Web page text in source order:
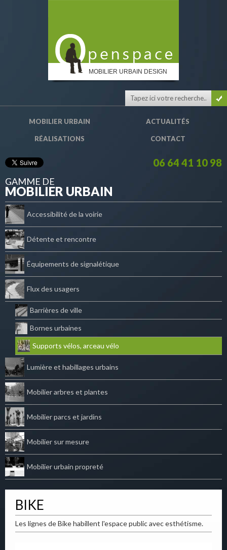
MOBILIER URBAIN DESIGN
MOBILIER URBAIN ACTUALITÉS
RÉALISATIONS CONTACT
06 64 41 10 98
GAMME DE
MOBILIER URBAIN
Accessibilité de la voirie
Détente et rencontre
Équipements de signalétique
Flux des usagers
Barrières de ville
Bornes urbaines
Supports vélos, arceau vélo
Lumière et habillages urbains
Mobilier arbres et plantes
Mobilier parcs et jardins
Mobilier sur mesure
Mobilier urbain propreté
BIKE
Les lignes de Bike habillent l'espace public avec esthétisme.